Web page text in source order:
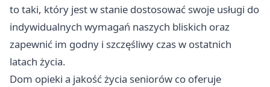
to taki, który jest w stanie dostosować swoje usługi do
indywidualnych wymagań naszych bliskich oraz
zapewnić im godny i szczęśliwy czas w ostatnich
latach życia.
Dom opieki a jakość życia seniorów co oferuje